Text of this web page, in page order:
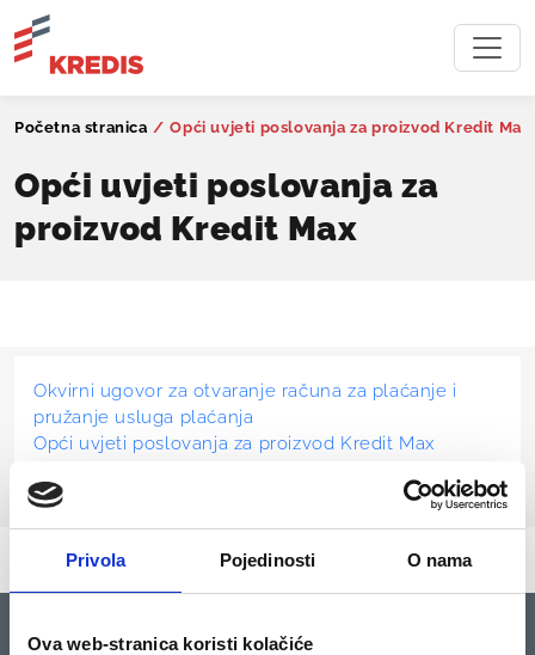
Privola Pojedinosti O nama
Ova web-stranica koristi kolačiće
Početna stranica / Opći uvjeti poslovanja za proizvod Kredit Max
Opći uvjeti poslovanja za
proizvod Kredit Max
Okvirni ugovor za otvaranje računa za plaćanje i
pružanje usluga plaćanja
Opći uvjeti poslovanja za proizvod Kredit Max
O KREDISU KREDIT